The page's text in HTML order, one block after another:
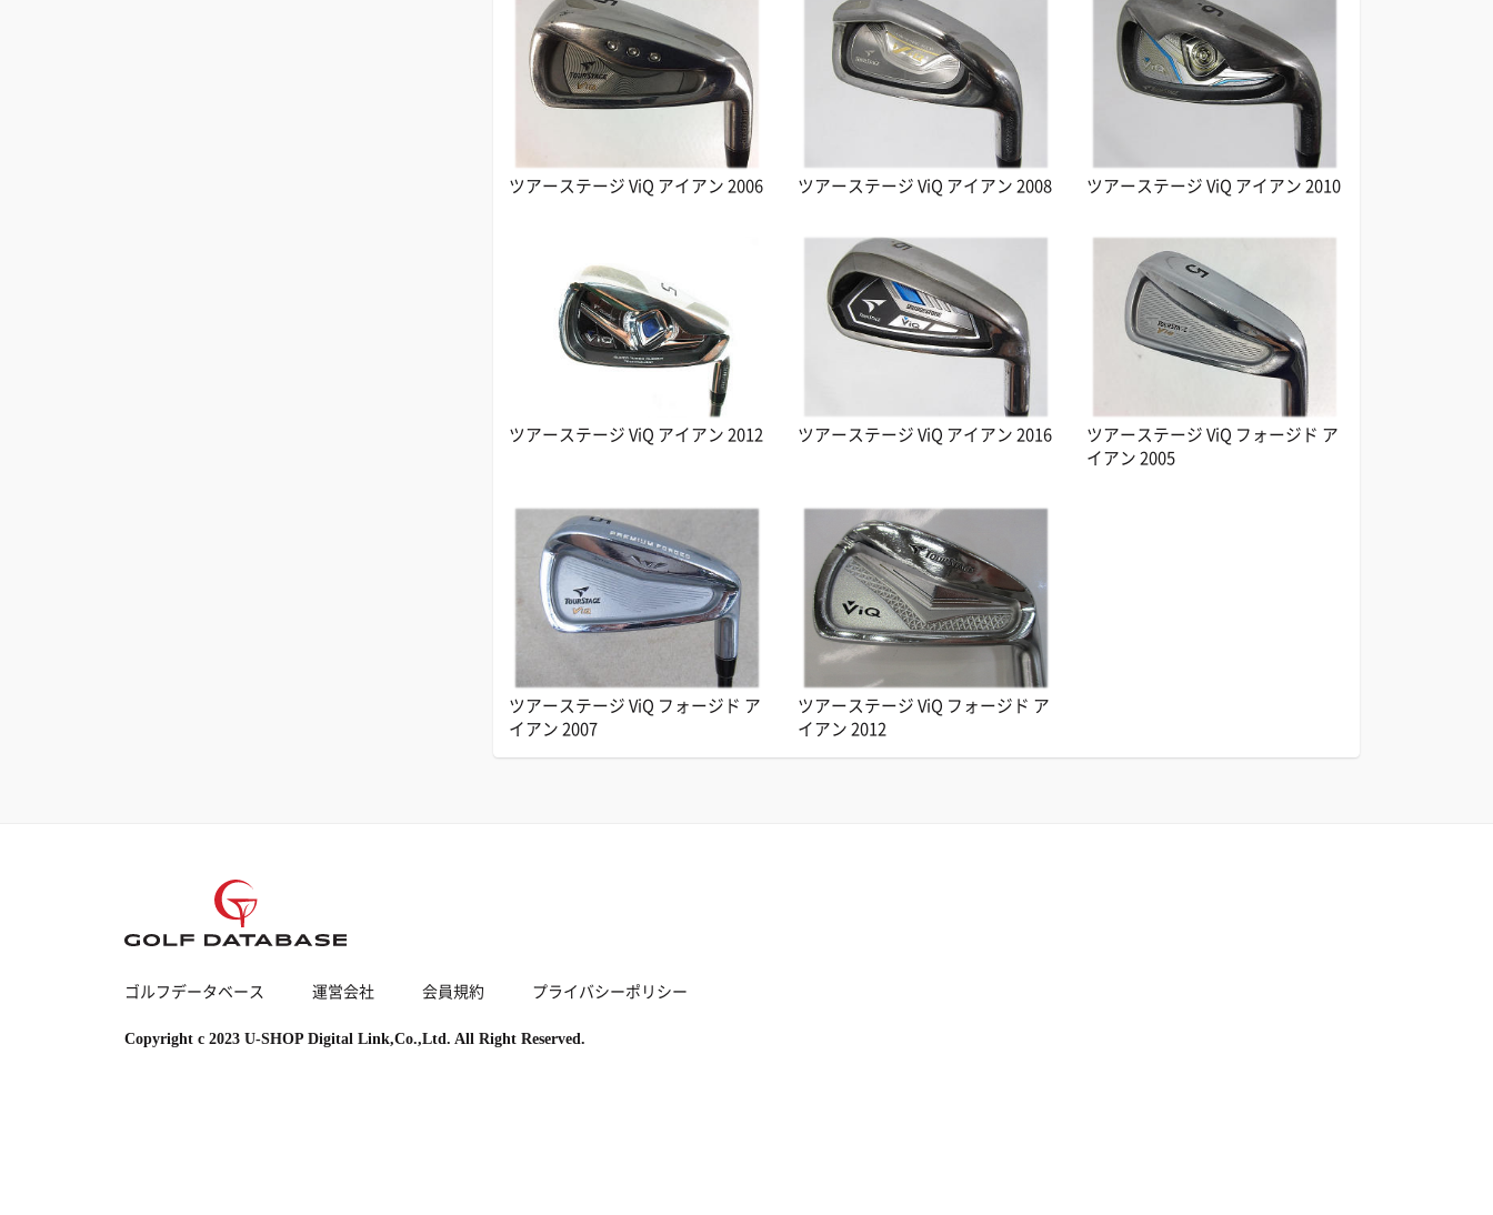
ツアーステージ ViQ アイアン 2006 ツアーステージ ViQ アイアン 2008 ツアーステージ ViQ アイアン 2010
ツアーステージ ViQ アイアン 2012 ツアーステージ ViQ アイアン 2016
ツアーステージ ViQ フォージド ア
イアン 2005
ツアーステージ ViQ フォージド ア
イアン 2007
ツアーステージ ViQ フォージド ア
イアン 2012
ゴルフデータベース 運営会社 会員規約 プライバシーポリシー
Copyright c 2023 U-SHOP Digital Link,Co.,Ltd. All Right Reserved.